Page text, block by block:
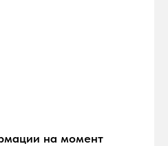
на момент